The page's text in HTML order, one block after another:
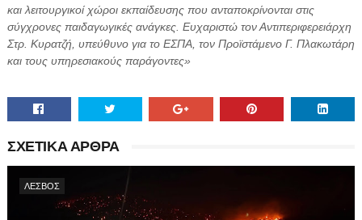
και λειτουργικοί χώροι εκπαίδευσης που ανταποκρίνονται στις
σύγχρονες παιδαγωγικές ανάγκες. Ευχαριστώ τον Αντιπεριφερειάρχη
Στρ. Κυρατζή, υπεύθυνο για το ΕΣΠΑ, τον Προϊστάμενο Γ. Πλακωτάρη
και τους υπηρεσιακούς παράγοντες»
ΣΧΕΤΙΚΑ ΑΡΘΡΑ
ΛΕΣΒΟΣ